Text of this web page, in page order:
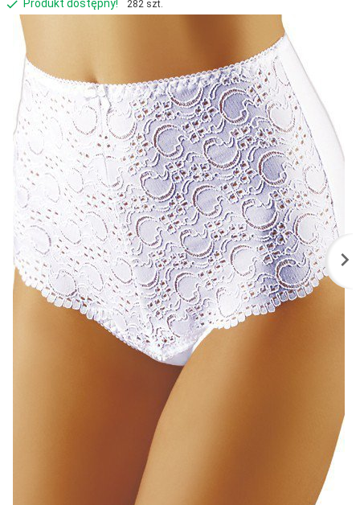
Produkt dostępny! 282 szt.